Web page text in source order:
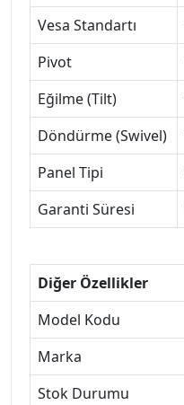
Vesa Standartı
Pivot
Eğilme (Tilt)
Döndürme (Swivel)
Panel Tipi
Garanti Süresi
Diğer Özellikler
Model Kodu
Marka
Stok Durumu